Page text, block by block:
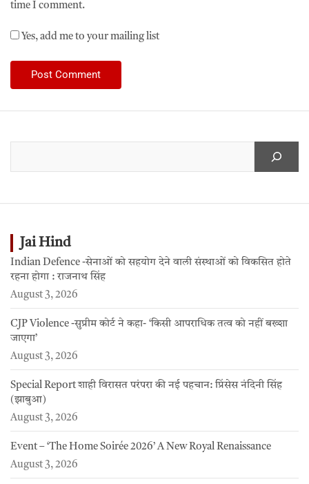
time I comment.
Yes, add me to your mailing list
Jai Hind
Indian Defence -सेनाओं को सहयोग देने वाली संस्थाओं को विकसित होते
रहना होगा : राजनाथ सिंह
August 3, 2026
CJP Violence -सुप्रीम कोर्ट ने कहा- ‘किसी आपराधिक तत्व को नहीं बख्शा
जाएगा’
August 3, 2026
Special Report शाही विरासत परंपरा की नई पहचान: प्रिंसेस नंदिनी सिंह
(झाबुआ)
August 3, 2026
Event – ‘The Home Soirée 2026’ A New Royal Renaissance
August 3, 2026